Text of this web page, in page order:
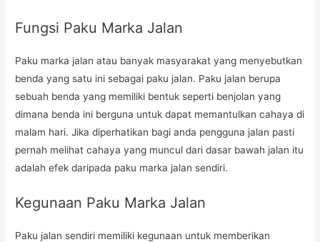
Fungsi Paku Marka Jalan
Paku marka jalan atau banyak masyarakat yang menyebutkan
benda yang satu ini sebagai paku jalan. Paku jalan berupa
sebuah benda yang memiliki bentuk seperti benjolan yang
dimana benda ini berguna untuk dapat memantulkan cahaya di
malam hari. Jika diperhatikan bagi anda pengguna jalan pasti
pernah melihat cahaya yang muncul dari dasar bawah jalan itu
adalah efek daripada paku marka jalan sendiri.
Kegunaan Paku Marka Jalan
Paku jalan sendiri memiliki kegunaan untuk memberikan